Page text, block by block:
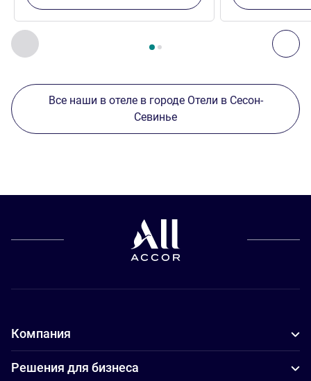
Назад - Другие отели поблизости
Страница , Другие отели поблизости 1 :, Другие
Все наши в отеле в городе Отели в Сесон-
Севинье
Компания
Решения для бизнеса